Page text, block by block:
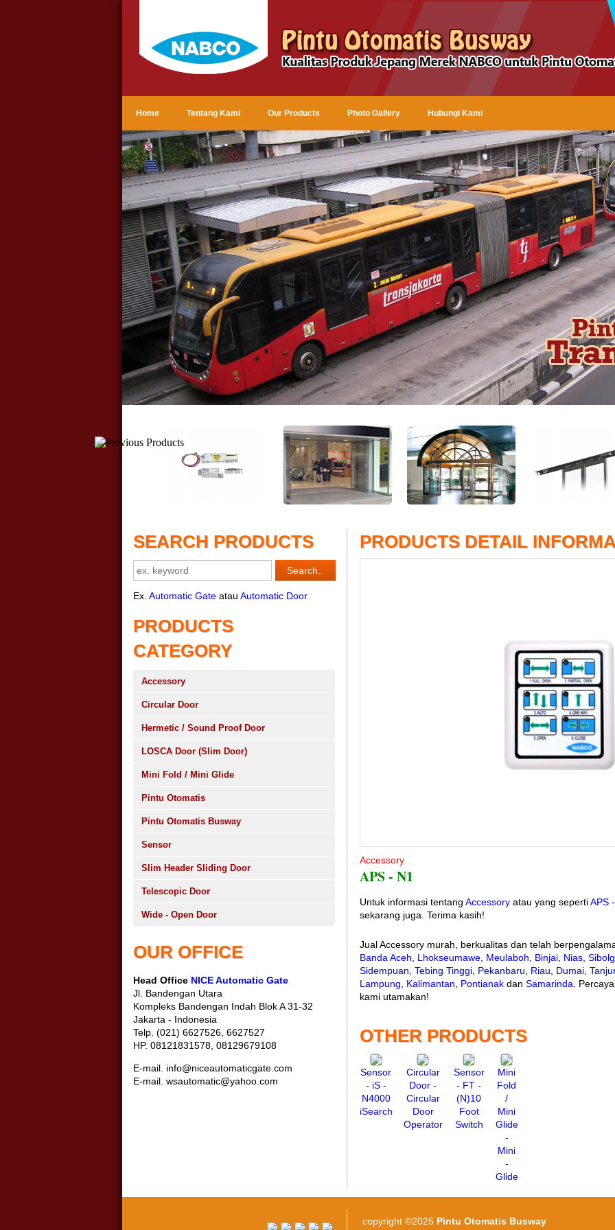
Home Tentang Kami Our Products Photo Gallery Hubungi Kami
SEARCH PRODUCTS
Ex. Automatic Gateatau Automatic Door
PRODUCTS
CATEGORY
Accessory
Circular Door
Hermetic / Sound Proof Door
LOSCA Door (Slim Door)
Mini Fold / Mini Glide
Pintu Otomatis
Pintu Otomatis Busway
Sensor
Slim Header Sliding Door
Telescopic Door
Wide - Open Door
OUR OFFICE
Head Office NICE Automatic Gate
Jl. Bandengan Utara
Kompleks Bandengan Indah Blok A 31-32
Jakarta - Indonesia
Telp. (021) 6627526, 6627527
HP. 08121831578, 08129679108
E-mail. info@niceautomaticgate.com
E-mail. wsautomatic@yahoo.com
PRODUCTS DETAIL
Accessory
APS - N1
Untuk informasi tentang Accessoryatau yang sepertiAPS
sekarang juga. Terima kasih!
Jual Accessory murah, berkualitas dan telah
Banda Aceh
Lhokseumawe, Meulaboh Binjai, Nias,
Sidempuan Tebing Tinggi, Pekanbaru Riau Dumai,
Lampung
Kalimantan Pontianakdan Samarinda .
kami utamakan!
OTHER PRODUCTS
Sensor
- iS -
N4000
iSearch
Circular
Door -
Circular
Door
Operator
Sensor
- FT -
(N)10
Foot
Switch
Mini
Fold
/
Mini
Glide
-
Mini
-
Glide
copyright ©2026 Pintu Otomatis Busway